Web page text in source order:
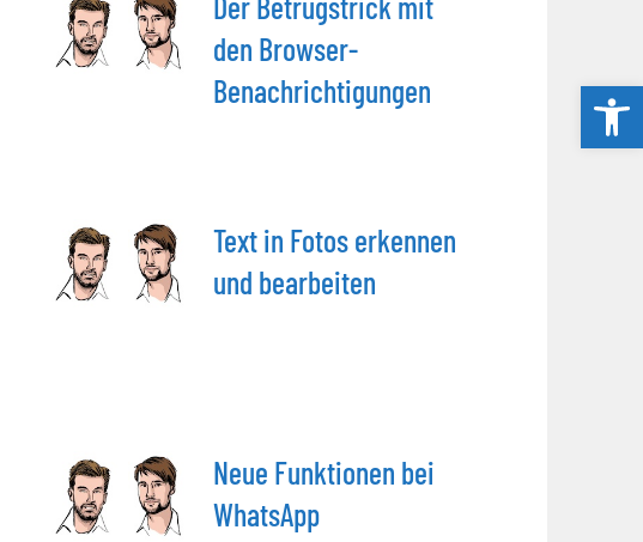
den Browser-
Benachrichtigungen
Text in Fotos erkennen
und bearbeiten
Neue Funktionen bei
WhatsApp